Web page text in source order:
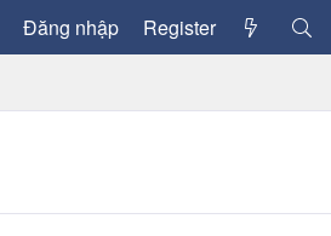
Đăng nhập Register